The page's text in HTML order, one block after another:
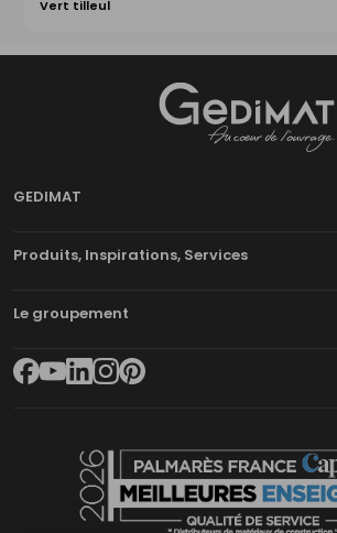
Vert tilleul
GEDIMAT
Produits, Inspirations, Services
Le groupement